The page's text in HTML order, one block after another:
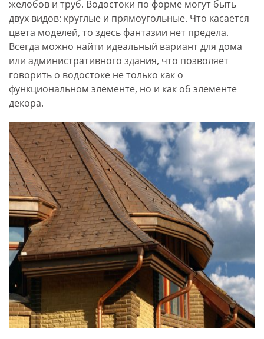
желобов и труб. Водостоки по форме могут быть
двух видов: круглые и прямоугольные. Что касается
цвета моделей, то здесь фантазии нет предела.
Всегда можно найти идеальный вариант для дома
или административного здания, что позволяет
говорить о водостоке не только как о
функциональном элементе, но и как об элементе
декора.